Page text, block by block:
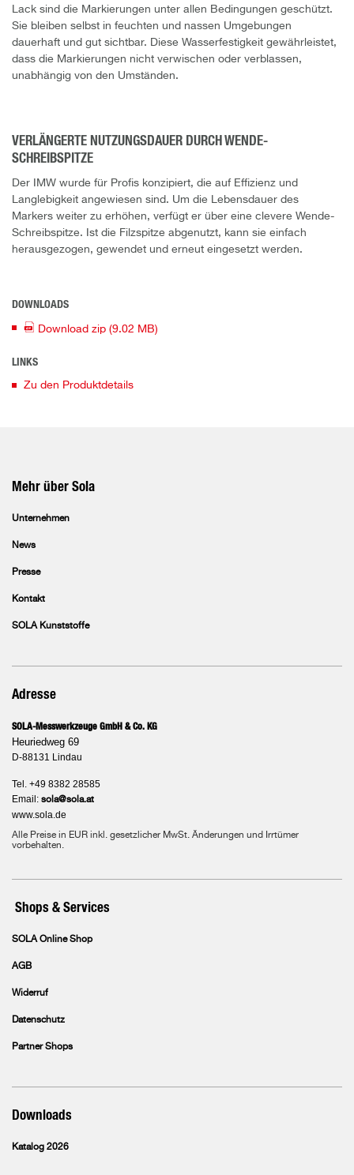
Lack sind die Markierungen unter allen Bedingungen geschützt.
Sie bleiben selbst in feuchten und nassen Umgebungen
dauerhaft und gut sichtbar. Diese Wasserfestigkeit gewährleistet,
dass die Markierungen nicht verwischen oder verblassen,
unabhängig von den Umständen.
VERLÄNGERTE NUTZUNGSDAUER DURCH WENDE-
SCHREIBSPITZE
Der IMW wurde für Profis konzipiert, die auf Effizienz und
Langlebigkeit angewiesen sind. Um die Lebensdauer des
Markers weiter zu erhöhen, verfügt er über eine clevere Wende-
Schreibspitze. Ist die Filzspitze abgenutzt, kann sie einfach
herausgezogen, gewendet und erneut eingesetzt werden.
DOWNLOADS
Download zip (9.02 MB)
LINKS
Zu den Produktdetails
Mehr über Sola
Unternehmen
News
Presse
Kontakt
SOLA Kunststoffe
Adresse
SOLA-Messwerkzeuge GmbH & Co. KG
Heuriedweg 69
D-88131 Lindau
Tel. +49 8382 28585
Email: sola@sola.at
www.sola.de
Alle Preise in EUR inkl. gesetzlicher MwSt. Änderungen und Irrtümer
vorbehalten.
Shops & Services
SOLA Online Shop
AGB
Widerruf
Datenschutz
Partner Shops
Downloads
Katalog 2026